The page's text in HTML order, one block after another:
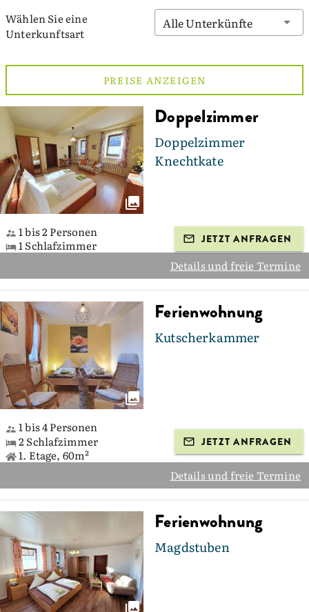
Wählen Sie eine
Unterkunftsart
Alle Unterkünfte
PREISE ANZEIGEN
Doppelzimmer
Doppelzimmer
Knechtkate
1 bis 2 Personen
1 Schlafzimmer
JETZT ANFRAGEN
Details und freie Termine
Ferienwohnung
Kutscherkammer
1 bis 4 Personen
2 Schlafzimmer
1. Etage, 60m²
JETZT ANFRAGEN
Details und freie Termine
Ferienwohnung
Magdstuben